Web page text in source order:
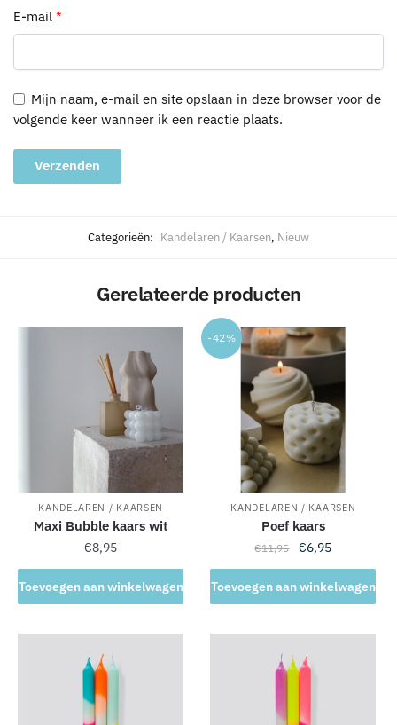
E-mail *
Mijn naam, e-mail en site opslaan in deze browser voor de
volgende keer wanneer ik een reactie plaats.
Categorieën: Kandelaren / Kaarsen, Nieuw
Gerelateerde producten
KANDELAREN / KAARSEN
Maxi Bubble kaars wit
€8,95
Toevoegen aan winkelwagen
-42%
KANDELAREN / KAARSEN
Poef kaars
€11,95
Oorspronkelijke
prijs
was:
€11,95.
€6,95Huidige
prijs
is:
€6,95.
Toevoegen aan winkelwagen